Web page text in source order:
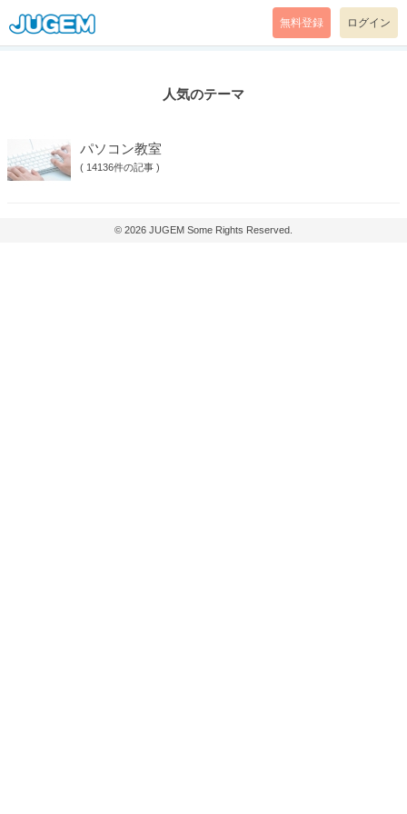
無料登録 ログイン
人気のテーマ
パソコン教室
( 14136件の記事 )
© 2026 JUGEM Some Rights Reserved.